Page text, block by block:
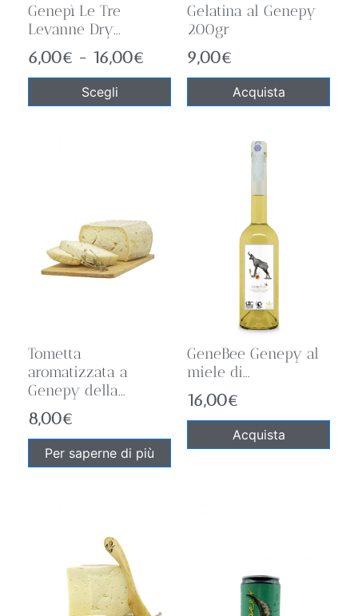
Genepì Le Tre
Levanne Dry...
6,00€ - 16,00€
Scegli
Gelatina al Genepy
200gr
9,00€
Acquista
Tometta
aromatizzata a
Genepy della...
8,00€
Per saperne di più
GeneBee Genepy al
miele di...
16,00€
Acquista